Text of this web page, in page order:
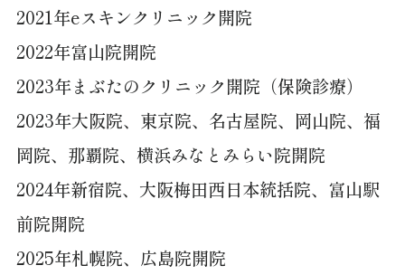
2021年eスキンクリニック開院
2022年富山院開院
2023年まぶたのクリニック開院（保険診療）
2023年大阪院、東京院、名古屋院、岡山院、福
岡院、那覇院、横浜みなとみらい院開院
2024年新宿院、大阪梅田西日本統括院、富山駅
前院開院
2025年札幌院、広島院開院